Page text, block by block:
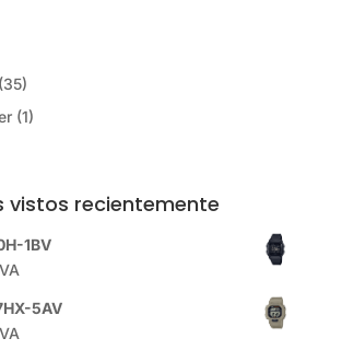
(35)
(1)
vistos recientemente
1BV
5AV